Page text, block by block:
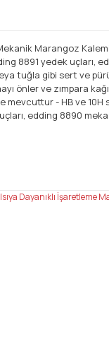
Marangoz
8891 yedek uçları,
tuğla gibi sert ve
önler ve zımpara
mevcuttur - HB ve 10H
edding 8890
resim, ürün
bozuk veya